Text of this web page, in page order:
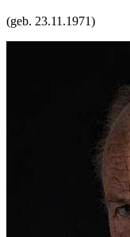
(geb. 23.11.1971)